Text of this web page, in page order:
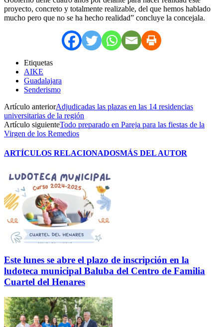
proyecto, concreto y totalmente realizable, del que hemos hablado
mucho pero que no se ha hecho realidad” concluye la concejala.
Etiquetas
AIKE
Guadalajara
Senderismo
Artículo anteriorAdjudicadas las plazas en las 14 residencias
universitarias de la región
Artículo siguienteTodo preparado en Pareja para las fiestas de la
Virgen de los Remedios
ARTÍCULOS RELACIONADOSMÁS DEL AUTOR
Este lunes se abre el plazo de inscripción en la
ludoteca municipal Baluba del Centro de Familia
Cuartel del Henares